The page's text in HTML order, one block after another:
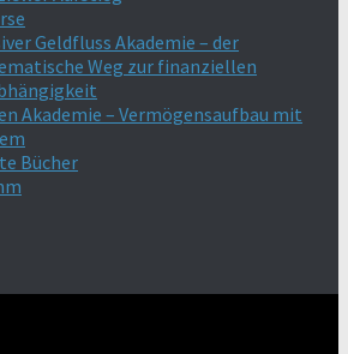
Geldfluss Akademie – der
Weg zur finanziellen
Akademie – Vermögensaufbau mit
Bücher